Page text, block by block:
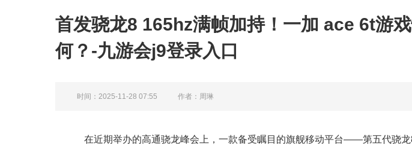
首发骁龙8 165hz满帧加持！一加 ace 6t游
何？-九游会j9登录入口
时间：2025-11-28 07:55 作者：周琳
在近期举办的高通骁龙峰会上，一款备受瞩目的旗舰移动平台——第五代骁